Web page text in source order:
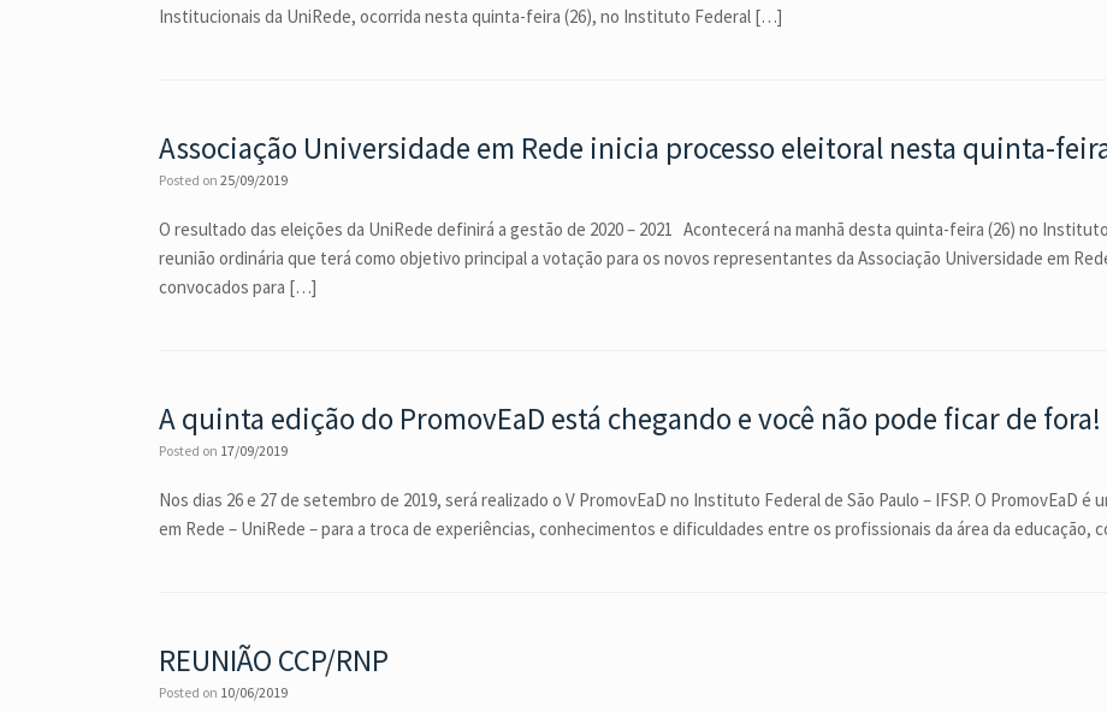
Institucionais da UniRede, ocorrida nesta quinta-feira (26), no Instituto Federal […]
Associação Universidade em Rede inicia processo eleitoral nesta quinta-
Posted on 25/09/2019
O resultado das eleições da UniRede definirá a gestão de 2020 – 2021 Acontecerá na manhã desta quinta-feira (26) no
reunião ordinária que terá como objetivo principal a votação para os novos representantes da Associação Universidade em
convocados para […]
A quinta edição do PromovEaD está chegando e você não pode ficar de fora!
Posted on 17/09/2019
Nos dias 26 e 27 de setembro de 2019, será realizado o V PromovEaD no Instituto Federal de São Paulo – IFSP. O PromovEaD é
em Rede – UniRede – para a troca de experiências, conhecimentos e dificuldades entre os profissionais da área da
REUNIÃO CCP/RNP
Posted on 10/06/2019